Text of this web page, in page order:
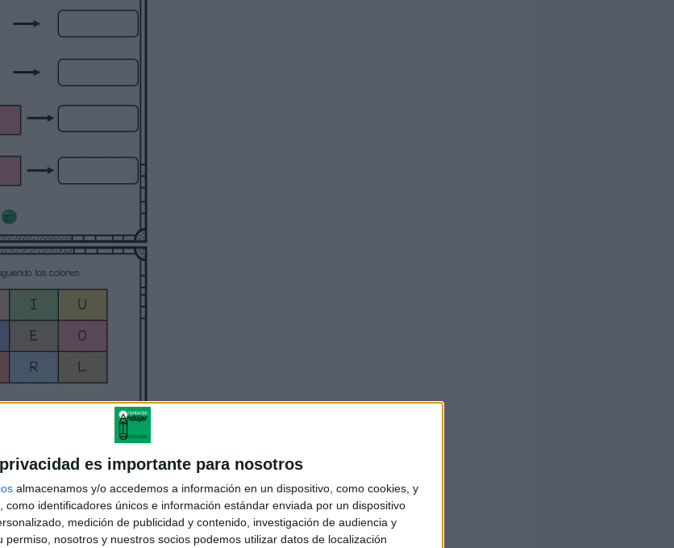
es importante para nosotros
almacenamos y/o accedemos a información en un dispositivo, como cookies, y
como identificadores únicos e información estándar enviada por un dispositivo
medición de publicidad y contenido, investigación de audiencia y
permiso, nosotros y nuestros socios podemos utilizar datos de localización